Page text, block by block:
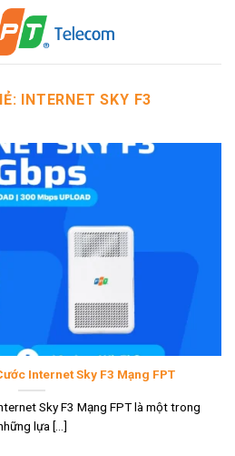
INTERNET SKY F3
Internet Sky F3 Mạng FPT
Sky F3 Mạng FPT là một trong
lựa [...]